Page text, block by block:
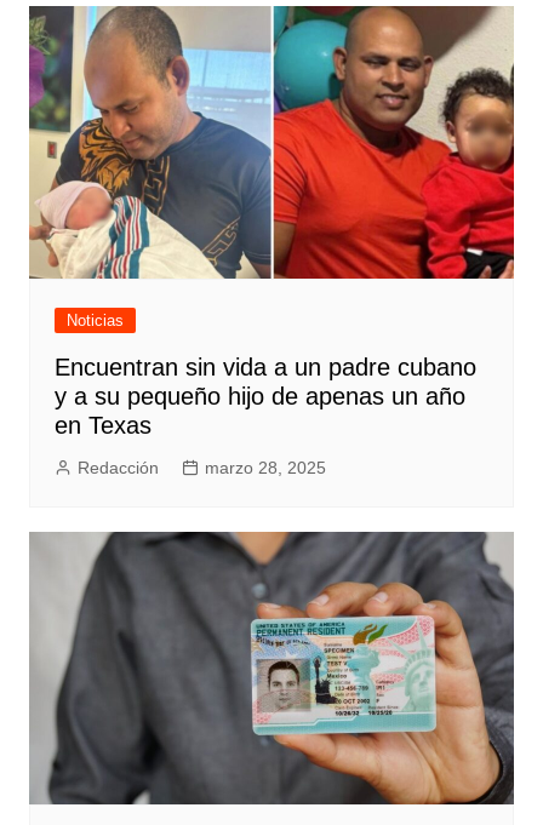
Noticias
Encuentran sin vida a un padre cubano
y a su pequeño hijo de apenas un año
en Texas
Redacción marzo 28, 2025